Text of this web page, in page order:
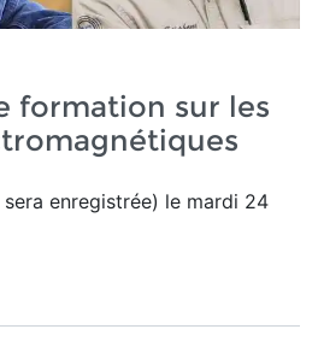
formation sur les
enregistrée) le mardi 24